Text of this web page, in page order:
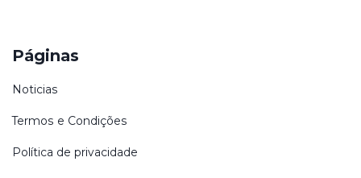
Páginas
Noticias
Termos e Condições
Política de privacidade